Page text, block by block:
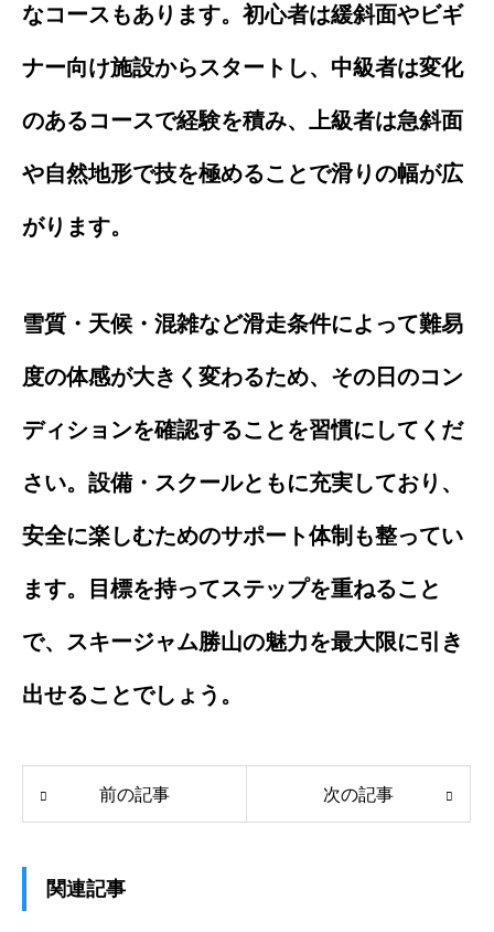
なコースもあります。初心者は緩斜面やビギ
ナー向け施設からスタートし、中級者は変化
のあるコースで経験を積み、上級者は急斜面
や自然地形で技を極めることで滑りの幅が広
がります。
雪質・天候・混雑など滑走条件によって難易
度の体感が大きく変わるため、その日のコン
ディションを確認することを習慣にしてくだ
さい。設備・スクールともに充実しており、
安全に楽しむためのサポート体制も整ってい
ます。目標を持ってステップを重ねること
で、スキージャム勝山の魅力を最大限に引き
出せることでしょう。
前の記事 次の記事
関連記事